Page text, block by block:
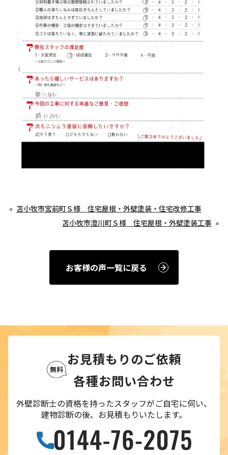
苫小牧市宮前町Ｓ様 住宅屋根・外壁塗装・住宅改修工事
苫小牧市澄川町Ｓ様 住宅屋根・外壁塗装工事
お客様の声一覧に戻る
お見積もりのご依頼
各種お問い合わせ
外壁診断士の資格を持ったスタッフがご自宅に伺い、
建物診断の後、お見積もりいたします。